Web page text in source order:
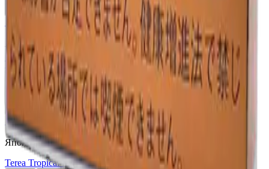
В корзину
Мне исполнилось 18 лет
Япония (JP)
Terea Black Purple Menthol JP
Пачка Блок×10
910 ₽
18+ Мне исполнилось 18 лет
Япония (JP)
Terea Tropical Menthol JP